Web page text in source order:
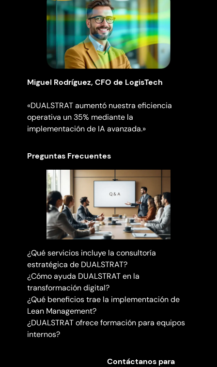
Miguel Rodríguez, CFO de LogisTech
«DUALSTRAT aumentó nuestra eficiencia
operativa un 35% mediante la
implementación de IA avanzada.»
Preguntas Frecuentes
¿Qué servicios incluye la consultoría
estratégica de DUALSTRAT?
¿Cómo ayuda DUALSTRAT en la
transformación digital?
¿Qué beneficios trae la implementación de
Lean Management?
¿DUALSTRAT ofrece formación para equipos
internos?
Contáctanos para